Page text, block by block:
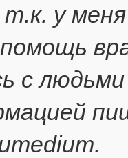
т.к. у
с